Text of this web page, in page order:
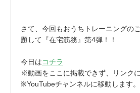
さて、今回もおうちトレーニングの
題して『在宅筋務』第4弾！！
今日はコチラ
※動画をここに掲載できず、リンクに
※YouTubeチャンネルに移動します。